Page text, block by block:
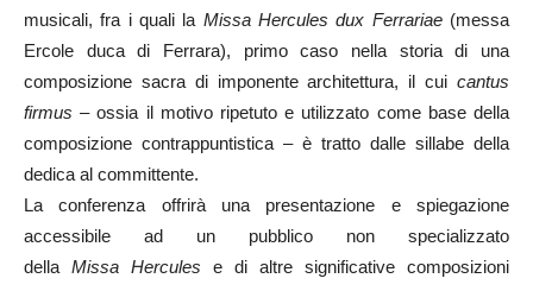
musicali, fra i quali la Missa Hercules dux Ferrariae(messa
Ercole duca di Ferrara), primo caso nella storia di una
composizione sacra di imponente architettura, il cui cantus
firmus – ossia il motivo ripetuto e utilizzato come base della
composizione contrappuntistica – è tratto dalle sillabe della
dedica al committente.
La conferenza offrirà una presentazione e spiegazione
accessibile ad un pubblico non specializzato
della Missa Hercules e di altre significative composizioni